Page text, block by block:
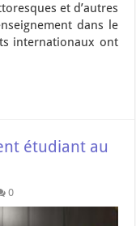
et d’autres
dans le
internationaux ont
étudiant au
0